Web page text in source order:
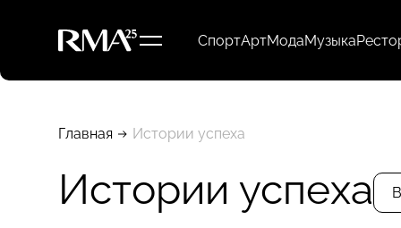
СпортАртМодаМузыка
Главная Истории успеха
Истории успеха